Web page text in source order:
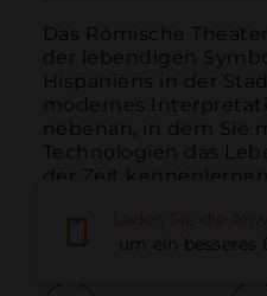
Das Römische
der lebendigen
Hispaniens in der
modernes
nebenan, in dem Sie
Technologien das
der Zeit
um ein besseres